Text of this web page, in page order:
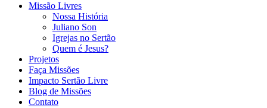
Missão Livres
Nossa História
Juliano Son
Igrejas no Sertão
Quem é Jesus?
Projetos
Faça Missões
Impacto Sertão Livre
Blog de Missões
Contato